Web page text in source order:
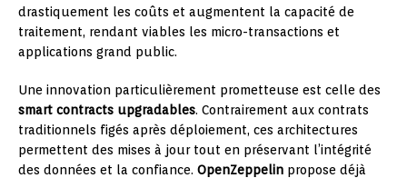
drastiquement les coûts et augmentent la capacité de
traitement, rendant viables les micro-transactions et
applications grand public.
Une innovation particulièrement prometteuse est celle des
smart contracts upgradables. Contrairement aux contrats
traditionnels figés après déploiement, ces architectures
permettent des mises à jour tout en préservant l’intégrité
des données et la confiance. OpenZeppelin propose déjà